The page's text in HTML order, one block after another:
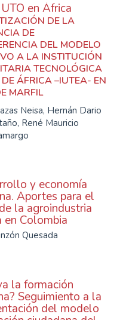
en África
DE LA
DE
DEL MODELO
A LA INSTITUCIÓN
TECNOLÓGICA
ÁFRICA –IUTEA- EN
MARFIL
Neisa, Hernán Dario
René Mauricio
y economía
Aportes para el
la agroindustria
en Colombia
Quesada
la formación
Seguimiento a la
del modelo